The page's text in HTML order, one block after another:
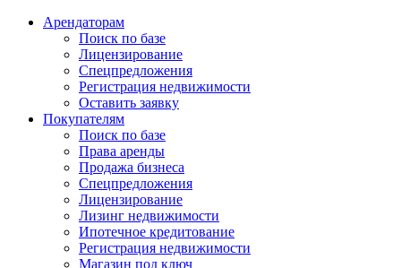
Арендаторам
Поиск по базе
Лицензирование
Спецпредложения
Регистрация недвижимости
Оставить заявку
Покупателям
Поиск по базе
Права аренды
Продажа бизнеса
Спецпредложения
Лицензирование
Лизинг недвижимости
Ипотечное кредитование
Регистрация недвижимости
Магазин под ключ